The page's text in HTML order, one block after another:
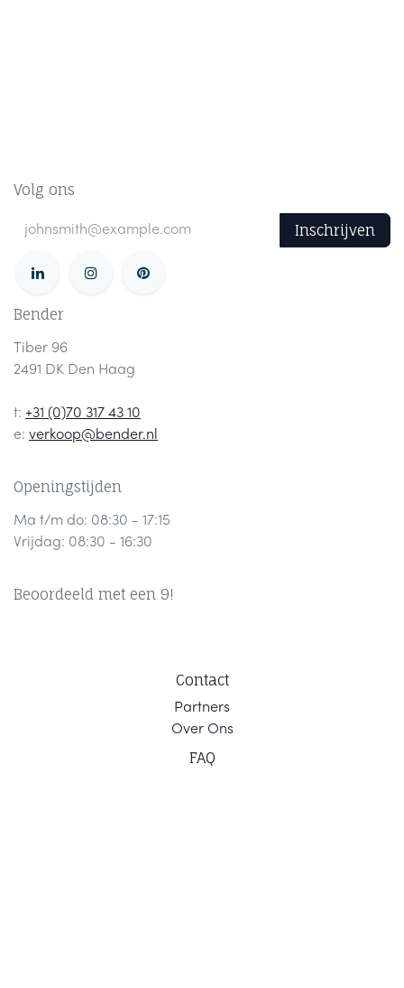
Volg ons
Inschrijven
Bender
Tiber 96
2491 DK Den Haag
t: +31 (0)70 317 43 10
e: verkoop@bender.nl
Openingstijden
Ma t/m do: 08:30 - 17:15
Vrijdag: 08:30 - 16:30
Beoordeeld met een 9!
Contact
Partners
Over Ons
FAQ